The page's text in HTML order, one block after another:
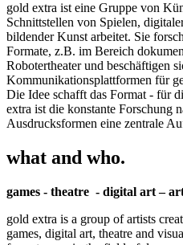
gold extra ist eine Gruppe von
Schnittstellen von Spielen,
bildender Kunst arbeitet. Sie
Formate, z.B. im Bereich
Robotertheater und beschäftigen
Kommunikationsplattformen für
Die Idee schafft das Format - für
extra ist die konstante Forschung
Ausdrucksformen eine zentrale
what and who.
games - theatre - digital art –
gold extra is a group of artists
games, digital art, theatre and